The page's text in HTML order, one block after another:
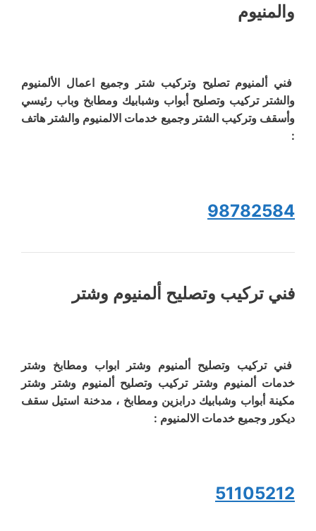
والمنيوم
فني ألمنيوم تصليح وتركيب شتر وجميع اعمال الألمنيوم
والشتر تركيب وتصليح أبواب وشبابيك ومطابخ وباب رئيسي
وأسقف وتركيب الشتر وجميع خدمات الالمنيوم والشتر هاتف
:
98782584
فني تركيب وتصليح ألمنيوم وشتر
فني تركيب وتصليح ألمنيوم وشتر ابواب ومطابخ وشتر
خدمات ألمنيوم وشتر تركيب وتصليح ألمنيوم وشتر وشتر
مكينة أبواب وشبابيك درابزين ومطابخ ، مدخنة استيل سقف
ديكور وجميع خدمات الالمنيوم :
51105212